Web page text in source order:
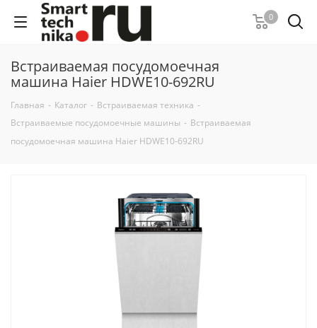
0
Встраиваемая посудомоечная
машина Haier HDWE10-692RU
Главная - Каталог - Встраиваемая техника -
Встраиваемые посудомоечные машины - Встраиваемая
посудомоечная машина Haier HDWE10-692RU